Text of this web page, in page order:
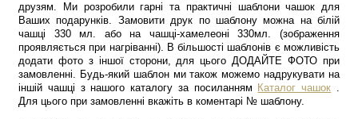
друзям. Ми розробили гарні та практичні шаблони чашок для
Ваших подарунків. Замовити друк по шаблону можна на білій
чашці 330 мл. або на чашці-хамелеоні 330мл. (зображення
проявляється при нагріванні). В більшості шаблонів є можливість
додати фото з іншої сторони, для цього ДОДАЙТЕ ФОТО при
замовленні. Будь-який шаблон ми також можемо надрукувати на
іншій чашці з нашого каталогу за посиланням Каталог чашок .
Для цього при замовленні вкажіть в коментарі № шаблону.